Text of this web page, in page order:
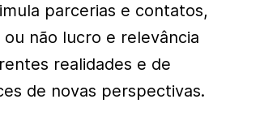
parcerias e contatos,
não lucro e relevância
realidades e de
de novas perspectivas.